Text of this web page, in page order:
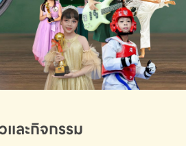
และกิจกรรม